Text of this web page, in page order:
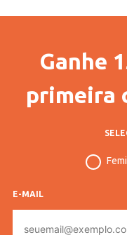
Ganhe
primeira
E-MAIL
mail